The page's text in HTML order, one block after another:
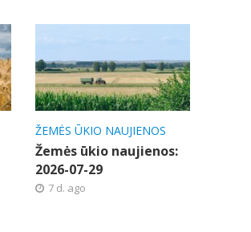
ŽEMĖS ŪKIO NAUJIENOS
Žemės ūkio naujienos:
2026-07-29
7 d. ago